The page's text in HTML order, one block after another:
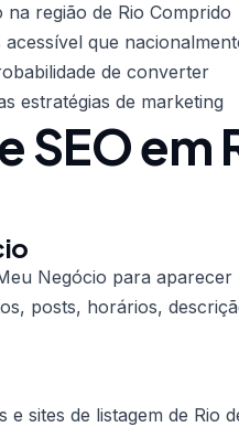
na região de Rio Comprido
que
de converter
estratégias de marketing
SEO em
Negócio para
posts, horários,
sites de listagem de Rio